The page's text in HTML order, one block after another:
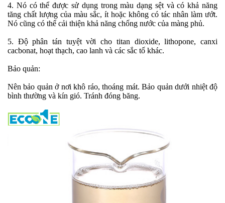
4. Nó có thể được sử dụng trong màu dạng sệt và có khả năng
tăng chất lượng của màu sắc, ít hoặc không có tác nhân làm ướt.
Nó cũng có thể cải thiện khả năng chống nước của màng phủ.
5. Độ phân tán tuyệt vời cho titan dioxide, lithopone, canxi
cacbonat, hoạt thạch, cao lanh và các sắc tố khác.
Bảo quản:
Nên bảo quản ở nơi khô ráo, thoáng mát. Bảo quản dưới nhiệt độ
bình thường và kín gió. Tránh đóng băng.